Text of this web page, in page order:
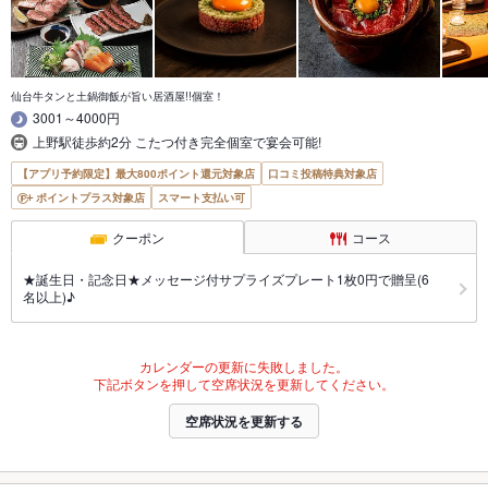
仙台牛タンと土鍋御飯が旨い居酒屋!!個室！
3001～4000円
上野駅徒歩約2分 こたつ付き完全個室で宴会可能!
【アプリ予約限定】最大800ポイント還元対象店
口コミ投稿特典対象店
ポイントプラス対象店
スマート支払い可
クーポン コース
★誕生日・記念日★メッセージ付サプライズプレート1枚0円で贈呈(6
名以上)♪
カレンダーの更新に失敗しました。
下記ボタンを押して空席状況を更新してください。
空席状況を更新する